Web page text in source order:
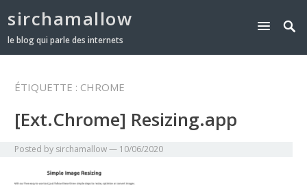
sirchamallow
le blog qui parle des internets
ÉTIQUETTE : CHROME
[Ext.Chrome] Resizing.app
Posted by sirchamallow— 10/06/2020